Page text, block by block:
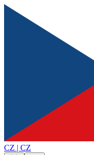
CZ | CZ